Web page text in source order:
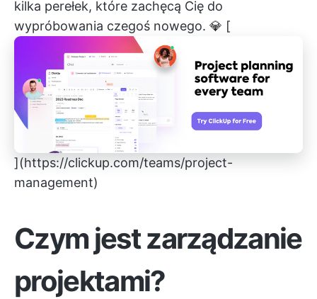
kilka perełek, które zachęcą Cię do
wypróbowania czegoś nowego. 💎 [
](https://clickup.com/teams/project-
management)
Czym jest zarządzanie
projektami?